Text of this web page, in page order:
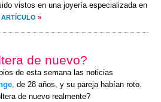
vistos en una joyería especializada en
ARTÍCULO »
de nuevo?
de esta semana las noticias
, de 28 años, y su pareja habían roto.
de nuevo realmente?